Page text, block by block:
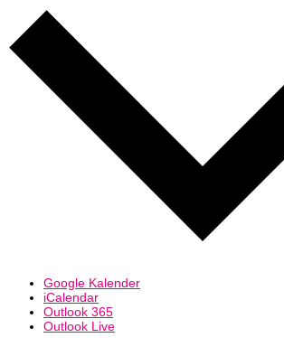
Google Kalender
iCalendar
Outlook 365
Outlook Live